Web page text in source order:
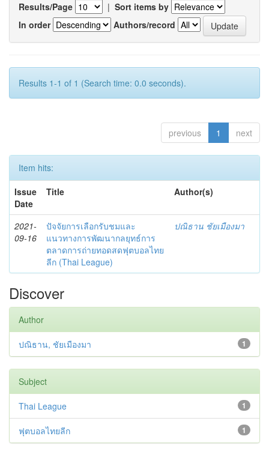
Results/Page | Sort items by
In order
Authors/record
Results 1-1 of 1 (Search time: 0.0 seconds).
previous 1 next
Item hits:
Issue
Date
Title Author(s)
2021-
09-16
ปัจจัยการเลือกรับชมและ
แนวทางการพัฒนากลยุทธ์การ
ตลาดการถ่ายทอดสดฟุตบอลไทย
ลีก (Thai League)
ปณิธาน ชัยเมืองมา
Discover
Author
1
ปณิธาน, ชัยเมืองมา
Subject
1
Thai League
1
ฟุตบอลไทยลีก